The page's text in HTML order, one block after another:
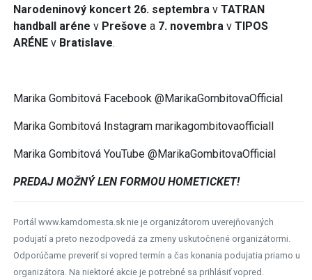
Narodeninový koncert 26. septembra v TATRAN
handball aréne v Prešove a 7. novembra v TIPOS
ARÉNE v Bratislave.
Marika Gombitová Facebook @MarikaGombitovaOfficial
Marika Gombitová Instagram marikagombitovaofficiall
Marika Gombitová YouTube @MarikaGombitovaOfficial
PREDAJ MOŽNÝ LEN FORMOU HOMETICKET!
Portál www.kamdomesta.sk nie je organizátorom uverejňovaných
podujatí a preto nezodpovedá za zmeny uskutočnené organizátormi.
Odporúčame preveriť si vopred termín a čas konania podujatia priamo u
organizátora. Na niektoré akcie je potrebné sa prihlásiť vopred.